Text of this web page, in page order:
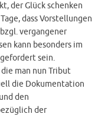
der Glück schenken
dass Vorstellungen
vergangener
kann besonders im
sein.
man nun Tribut
die Dokumentation
den
der